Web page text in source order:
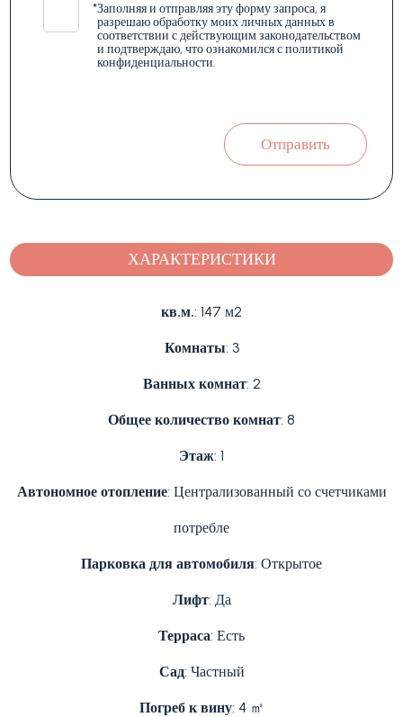
*Заполняя и отправляя эту форму запроса, я
разрешаю обработку моих личных данных в
соответствии с действующим законодательством
и подтверждаю, что ознакомился с политикой
конфиденциальности.
Отправить
ХАРАКТЕРИСТИКИ
кв.м.: 147 м2
Комнаты: 3
Ванных комнат: 2
Общее количество комнат: 8
Этаж: 1
Автономное отопление: Централизованный со счетчиками
потребле
Парковка для автомобиля: Открытое
Лифт: Да
Терраса: Есть
Сад: Частный
Погреб к вину: 4 ㎡